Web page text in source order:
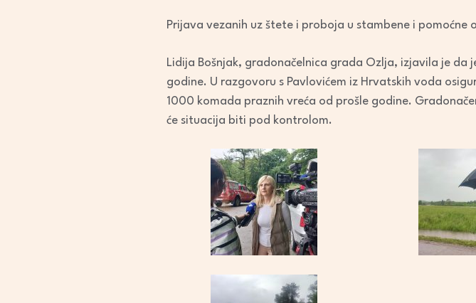
Prijava vezanih uz štete i proboja u stambene i
Lidija Bošnjak, gradonačelnica grada Ozlja, izjavila je
godine. U razgovoru s Pavlovićem iz Hrvatskih voda
1000 komada praznih vreća od prošle godine.
će situacija biti pod kontrolom.